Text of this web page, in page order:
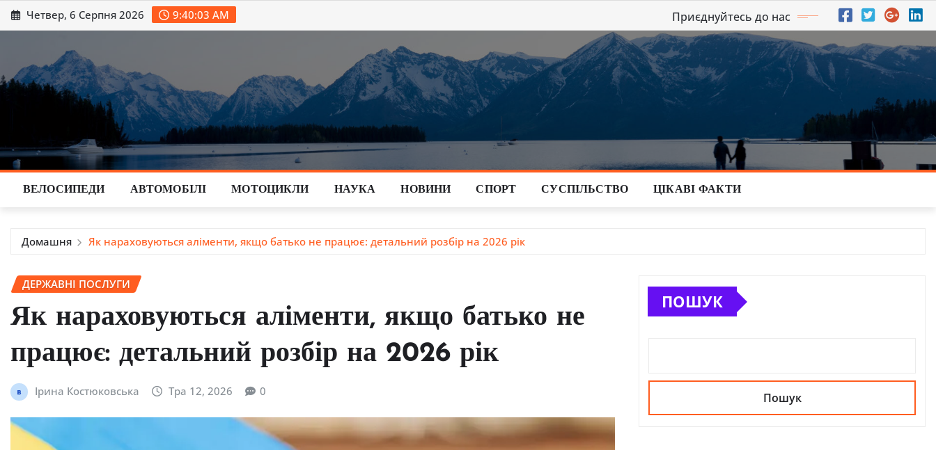
Перейти
до
Четвер, 6 Серпня 2026 9:40:04 AM Приєднуйтесь до нас
ВЕЛОСИПЕДИ АВТОМОБІЛІ МОТОЦИКЛИ НАУКА НОВИНИ СПОРТ СУСПІЛЬСТВО ЦІКАВІ ФАКТИ
Домашня Як нараховуються аліменти, якщо батько не працює: детальний розбір на 2026 рік
ДЕРЖАВНІ ПОСЛУГИ
Як нараховуються аліменти, якщо батько не
працює: детальний розбір на 2026 рік
Ірина Костюковська Тра 12, 2026 0
ПОШУК
Пошук